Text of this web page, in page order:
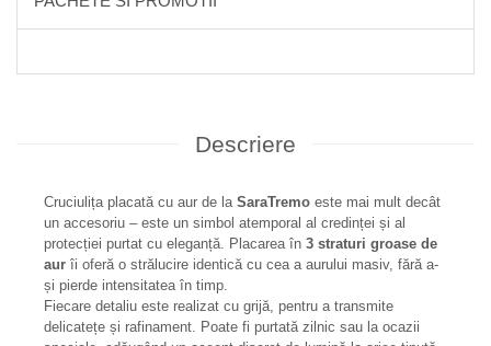
Descriere
Cruciulița placată cu aur de la SaraTremo este mai mult decât
un accesoriu – este un simbol atemporal al credinței și al
protecției purtat cu eleganță. Placarea în 3 straturi groase de
aur îi oferă o strălucire identică cu cea a aurului masiv, fără a-
și pierde intensitatea în timp.
Fiecare detaliu este realizat cu grijă, pentru a transmite
delicatețe și rafinament. Poate fi purtată zilnic sau la ocazii